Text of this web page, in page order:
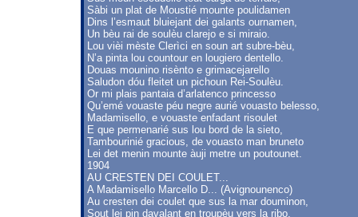
Sàbi un plat de Moustié mounte poulidamen
Dins l’esmaut bluiejant dei galants ournamen,
Un bèu rai de soulèu clarejo e si miraio.
Lou vièi mèste Clerìci en soun art subre-bèu,
N’a pinta lou countour en lougiero dentello.
Douas mounino risènto e grimacejarello
Saludon dóu fleitet un pichoun Rei-Soulèu.
Or mi plais pantaia d’arlatenco princesso
Qu’emé vouaste péu negre aurié vouasto belesso,
Madamisello, e vouaste enfadant risoulet
E que permenarié sus lou bord de la sieto,
Tambourinié gracious, de vouasto man bruneto
Lei det menin mounte àuji metre un poutounet.
1904
AU CRESTEN DEI COULET...
A Madamisello Marcello D... (Avignounenco)
Au cresten dei coulet que sus la mar douminon,
Sout lei pin davalant en troupèu vers la ribo,